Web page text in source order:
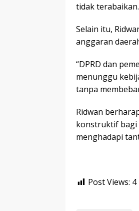
tidak terabaikan.
Selain itu,
anggaran
“DPRD dan
menunggu
tanpa
Ridwan
konstruktif bagi
menghadapi
Post Views: 4